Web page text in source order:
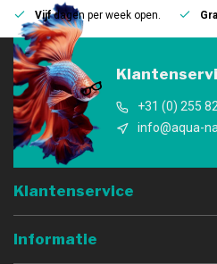
Vijfdagen per week open.
+31 (0) 255
info@aqua-
Klantenservice
Informatie